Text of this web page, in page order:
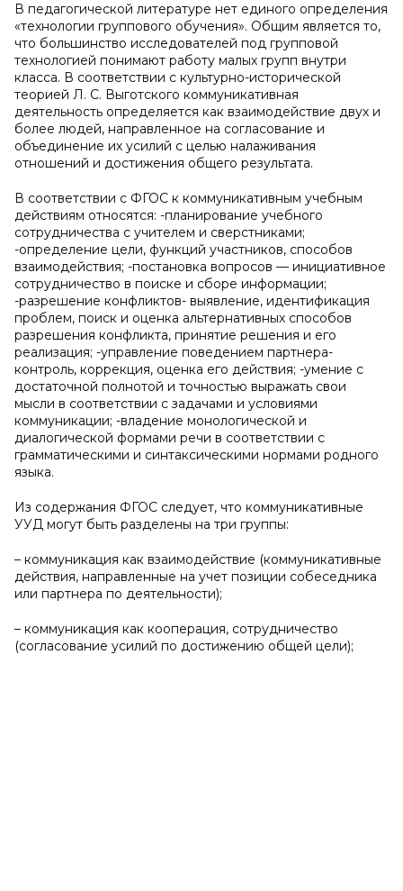
В педагогической литературе нет единого определения
«технологии группового обучения». Общим является то,
что большинство исследователей под групповой
технологией понимают работу малых групп внутри
класса. В соответствии с культурно-исторической
теорией Л. С. Выготского коммуникативная
деятельность определяется как взаимодействие двух и
более людей, направленное на согласование и
объединение их усилий с целью налаживания
отношений и достижения общего результата.
В соответствии с ФГОС к коммуникативным учебным
действиям относятся: -планирование учебного
сотрудничества с учителем и сверстниками;
-определение цели, функций участников, способов
взаимодействия; -постановка вопросов — инициативное
сотрудничество в поиске и сборе информации;
-разрешение конфликтов- выявление, идентификация
проблем, поиск и оценка альтернативных способов
разрешения конфликта, принятие решения и его
реализация; -управление поведением партнера-
контроль, коррекция, оценка его действия; -умение с
достаточной полнотой и точностью выражать свои
мысли в соответствии с задачами и условиями
коммуникации; -владение монологической и
диалогической формами речи в соответствии с
грамматическими и синтаксическими нормами родного
языка.
Из содержания ФГОС следует, что коммуникативные
УУД могут быть разделены на три группы:
– коммуникация как взаимодействие (коммуникативные
действия, направленные на учет позиции собеседника
или партнера по деятельности);
– коммуникация как кооперация, сотрудничество
(согласование усилий по достижению общей цели);